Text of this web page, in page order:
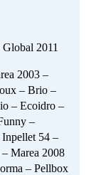
2011
2003 –
– Brio –
– Ecoidro –
–
54 –
Marea 2008
– Pellbox